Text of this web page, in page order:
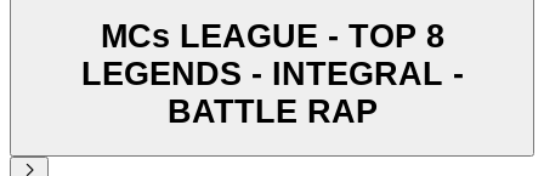
MCs LEAGUE - TOP 8
LEGENDS - INTEGRAL -
BATTLE RAP